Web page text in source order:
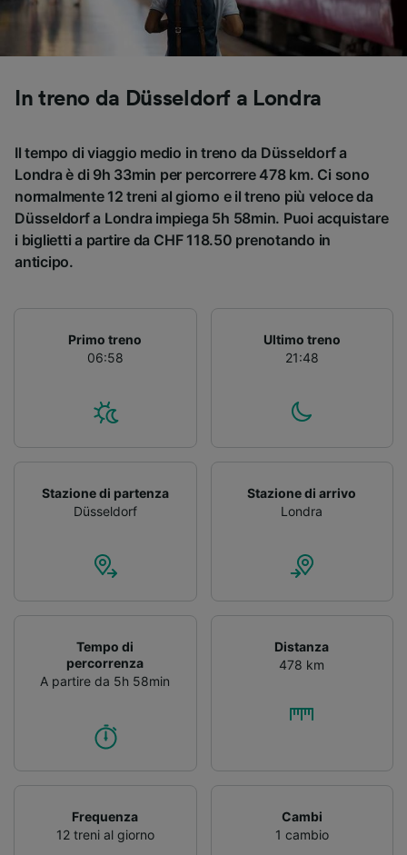
In treno da Düsseldorf a Londra
Il tempo di viaggio medio in treno da Düsseldorf a
Londra è di 9h 33min per percorrere 478 km. Ci sono
normalmente 12 treni al giorno e il treno più veloce da
Düsseldorf a Londra impiega 5h 58min. Puoi acquistare
i biglietti a partire da CHF 118.50 prenotando in
anticipo.
Primo treno
06:58
Ultimo treno
21:48
Stazione di partenza
Düsseldorf
Stazione di arrivo
Londra
Tempo di
percorrenza
A partire da 5h 58min
Distanza
478 km
Frequenza
12 treni al giorno
Cambi
1 cambio
Utilizzare dati di geolocalizzazione precisi.
Scansione attiva delle caratteristiche del
dispositivo ai fini dell’identificazione.
accedervi. Pubblicità e contenuti
personalizzati, misurazione delle prestazioni
pubblico, sviluppo di servizi.
Elenco dei partner (fornitori)